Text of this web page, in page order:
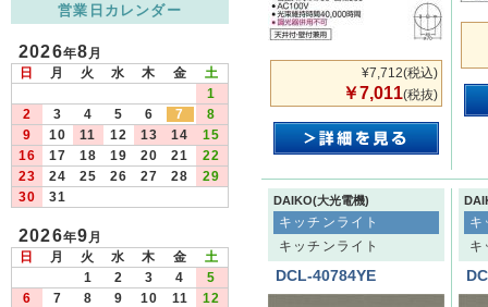
¥7,712(税込)
￥7,011(税抜)
DAIKO(大光電機)
キッチンライト
キッチンライト
DCL-40784YE
キ
キ
営業日カレンダー
2026年8月
日
月 火 水 木 金
土
1
2
3 4 5 6 7
8
9
10 11 12 13 14
15
16
17 18 19 20 21
22
23
24 25 26 27 28
29
30
31
2026年9月
日
月 火 水 木 金
土
1
2 3 4
5
6
7 8 9 10 11
12